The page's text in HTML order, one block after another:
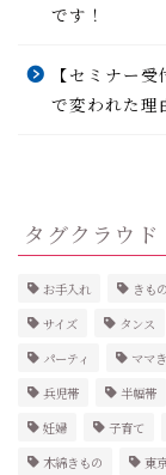
です！
【セミナー
で変われた理
タグクラウド
お手入れ きも
サイズ
タンス
パーティ
ママ
兵児帯
半幅帯
妊婦
子育て
木綿きもの
東